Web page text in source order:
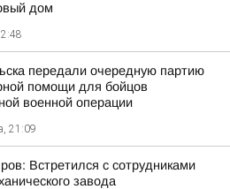
дом
передали очередную партию
помощи для бойцов
военной операции
21:09
Встретился с сотрудниками
завода